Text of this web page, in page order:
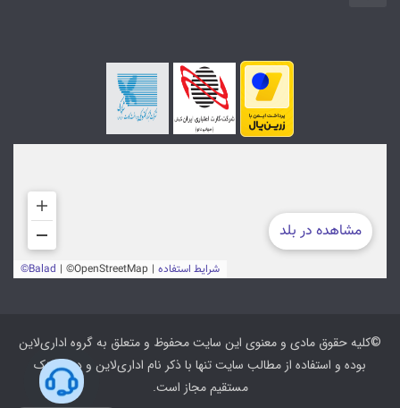
©کلیه حقوق مادی و معنوی این سایت محفوظ و متعلق به گروه اداری‌لاین
بوده و استفاده از مطالب سایت تنها با ذکر نام اداری‌لاین و درج لینک
مستقیم مجاز است.